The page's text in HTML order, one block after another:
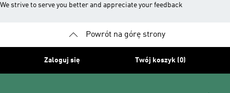
We strive to serve you better and appreciate your feedback
Powrót na górę strony
Zaloguj się Twój koszyk (0)